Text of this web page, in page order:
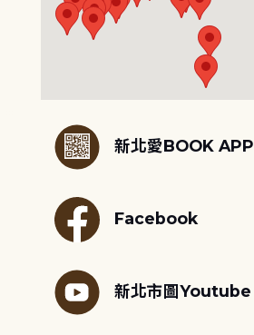
新北愛BOOK APP
Facebook
新北市圖Youtube